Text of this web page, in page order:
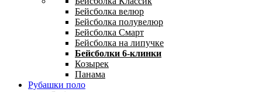
Бейсболка велюр
Бейсболка полувелюр
Бейсболка Смарт
Бейсболка на липучке
Бейсболки 6-клинки
Козырек
Панама
Рубашки поло